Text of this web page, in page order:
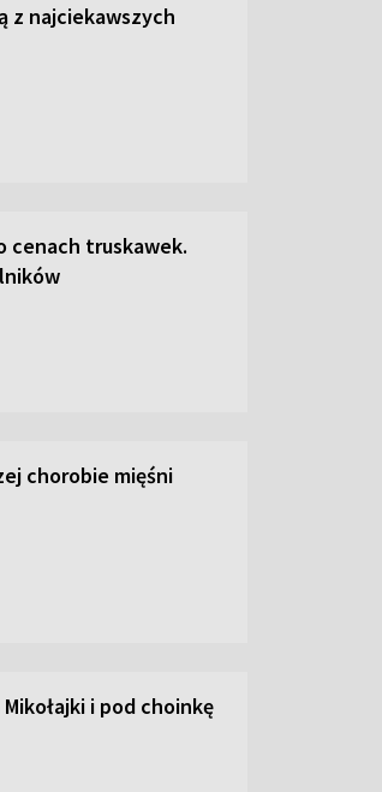
z najciekawszych
cenach truskawek.
chorobie mięśni
i pod choinkę